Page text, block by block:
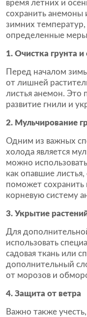
время летних и
сохранить анемоны
зимних
определенные
1. Очистка грунта
Перед началом
от лишней
листья анемон. Это
развитие гнили и
2. Мульчирование
Одним из важных
холода является
можно
как опавшие
поможет сохранить
корневую систему
3. Укрытие
Для
использовать
садовая ткань или
дополнительный
от морозов и
4. Защита от ветра
Важно также